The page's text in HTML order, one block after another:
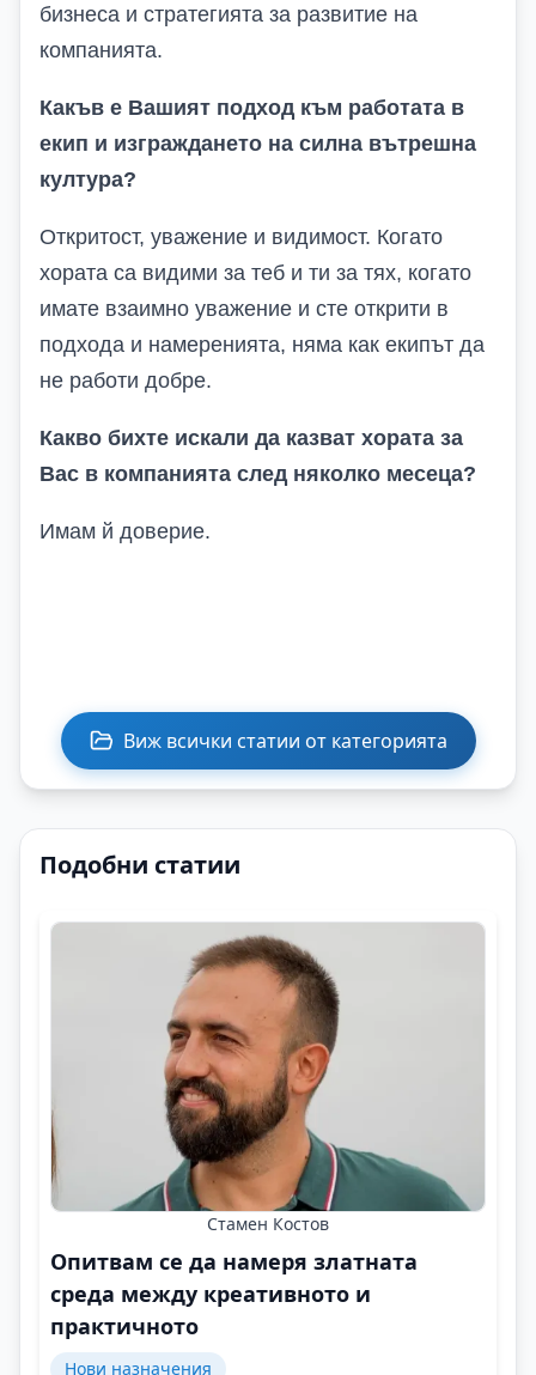
бизнеса и стратегията за развитие на
компанията.
Какъв е Вашият подход към работата в
екип и изграждането на силна вътрешна
култура?
Откритост, уважение и видимост. Когато
хората са видими за теб и ти за тях, когато
имате взаимно уважение и сте открити в
подхода и намеренията, няма как екипът да
не работи добре.
Какво бихте искали да казват хората за
Вас в компанията след няколко месеца?
Имам й доверие.
Виж всички статии от категорията
Подобни статии
Стамен Костов
Oпитвам се да намеря златната
среда между креативното и
практичното
Нови назначения